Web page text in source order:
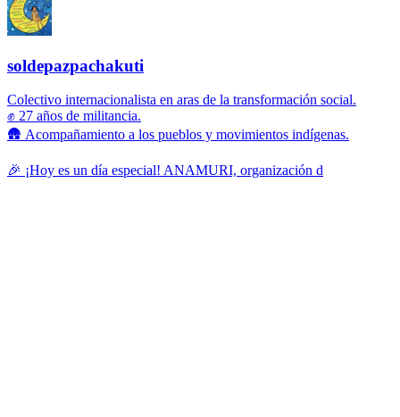
soldepazpachakuti
Colectivo internacionalista en aras de la transformación social.
✊ 27 años de militancia.
🛖 Acompañamiento a los pueblos y movimientos indígenas.
🎉 ¡Hoy es un día especial! ANAMURI, organización d